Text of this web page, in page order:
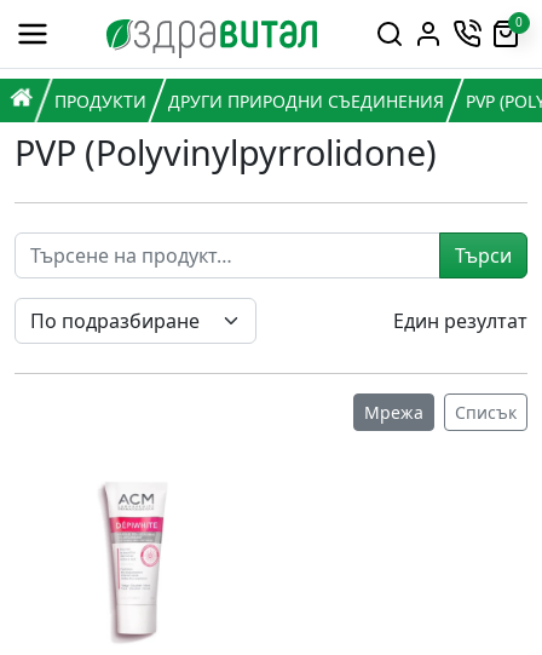
Премини към съдържанието
Горна навигация
0
Главна навигация
НАЧАЛО
ПРОДУКТИ ДРУГИ ПРИРОДНИ СЪЕДИНЕНИЯ PVP
PVP (Polyvinylpyrrolidone)
Един резултат
Търси
Мрежа Списък